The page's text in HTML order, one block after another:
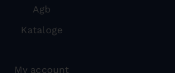
Agb
Kataloge
My account